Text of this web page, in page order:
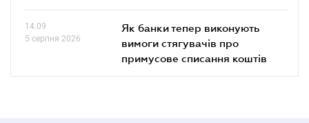
14.09
5 серпня 2026
Як банки тепер виконують
вимоги стягувачів про
примусове списання коштів